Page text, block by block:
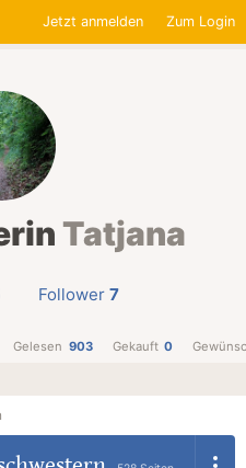
Jetzt anmelden Zum Login
Tatjana
Follower 7
Gelesen 903 Gekauft 0